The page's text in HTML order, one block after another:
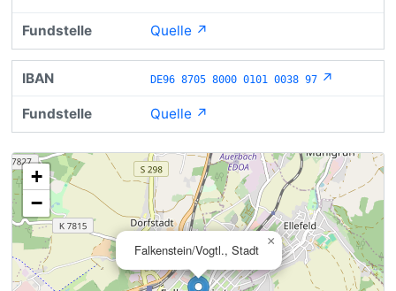
Quelle ↗
DE96 8705 8000 0101 0038 97↗
Quelle ↗
Falkenstein/Vogtl., Stadt
×
+
−